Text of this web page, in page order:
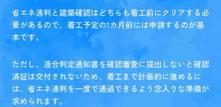
省エネ適判と建築確認はどちらも着工前にクリアする必
要があるので、着工予定の1カ月前には申請するのが基
本です。
ただし、適合判定通知書を確認審査に提出しないと確認
済証は交付されないため、着工まで計画的に進めるに
は、省エネ適判を一度で通過できるよう念入りな準備が
求められます。